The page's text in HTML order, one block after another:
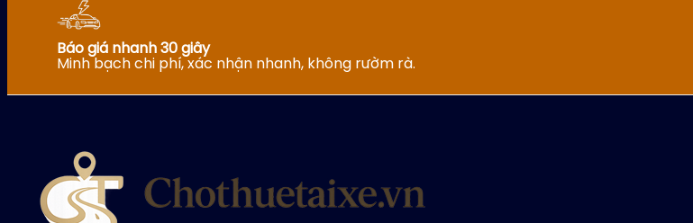
Báo giá nhanh 30 giây
Minh bạch chi phí, xác nhận nhanh, không rườm rà.